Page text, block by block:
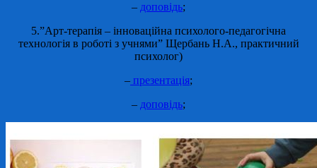
– доповідь;
5.”Арт-терапія – інноваційна психолого-педагогічна
технологія в роботі з учнями” Щербань Н.А., практичний
психолог)
– презентація;
– доповідь;